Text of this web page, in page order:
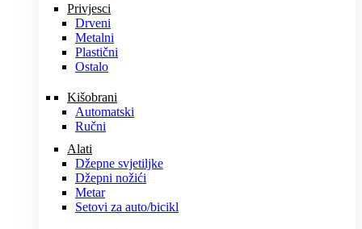
Privjesci
Drveni
Metalni
Plastični
Ostalo
Kišobrani
Automatski
Ručni
Alati
Džepne svjetiljke
Džepni nožići
Metar
Setovi za auto/bicikl